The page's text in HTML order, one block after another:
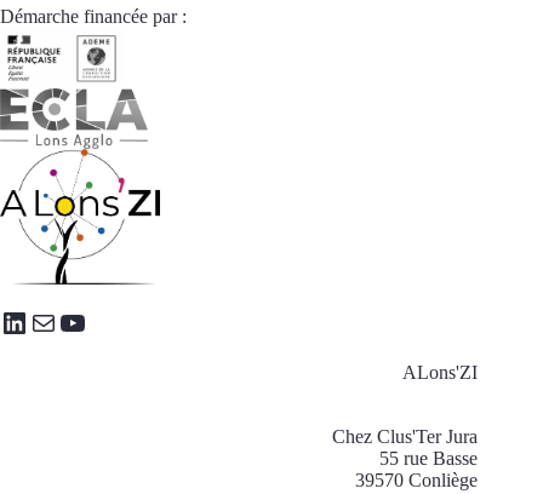
de
formation
Démarche financée par :
LinkedIn
E-mailYouTube
ALons'ZI
Chez Clus'Ter Jura
55 rue Basse
39570 Conliège